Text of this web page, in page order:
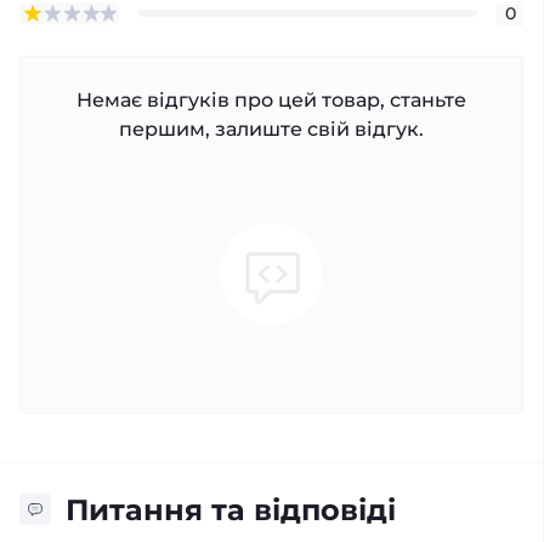
0
Немає відгуків про цей товар, станьте
першим, залиште свій відгук.
Питання та відповіді